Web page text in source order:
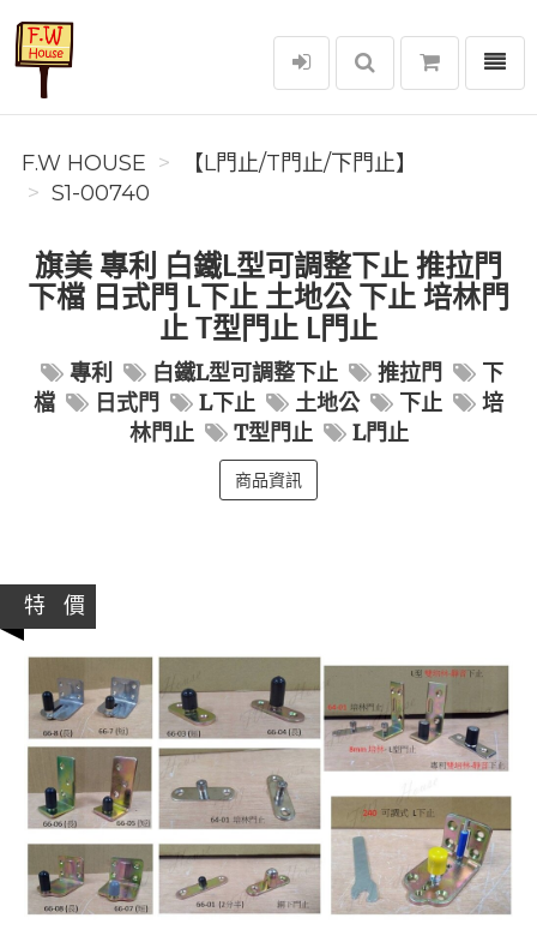
F.W House
選單
F.W HOUSE
【L門止/T門止/下門止】
S1-00740
旗美 專利 白鐵L型可調整下止 推拉門
下檔 日式門 L下止 土地公 下止 培林門
止 T型門止 L門止
專利 白鐵L型可調整下止 推拉門
下
檔
日式門 L下止 土地公 下止
培
林門止
T型門止 L門止
商品資訊
特 價